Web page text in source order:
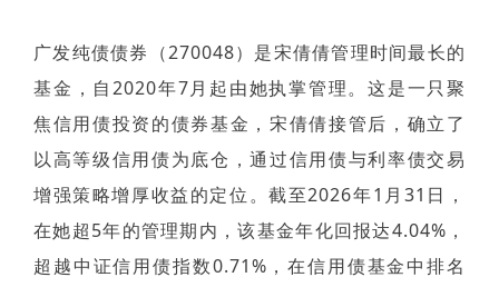
广发纯债债券（270048）是宋倩倩管理时间最长的
基金，自2020年7月起由她执掌管理。这是一只聚
焦信用债投资的债券基金，宋倩倩接管后，确立了
以高等级信用债为底仓，通过信用债与利率债交易
增强策略增厚收益的定位。截至2026年1月31日，
在她超5年的管理期内，该基金年化回报达4.04%，
超越中证信用债指数0.71%，在信用债基金中排名